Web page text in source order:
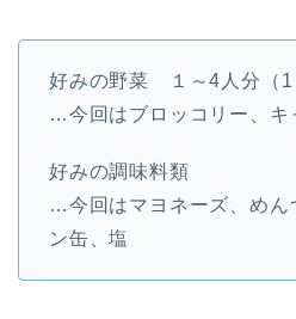
好みの野菜 １～4人分（1
…今回はブロッコリー、キ
好みの調味料類
…今回はマヨネーズ、めん
ン缶、塩